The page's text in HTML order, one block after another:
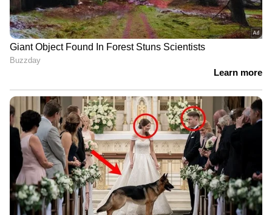
തുടർക്കഥ, സാക്ഷി വിസ്താരം തുടരുന്നു
തുടർ കൂറുമാറ്റങ്ങൾക്കിടെയാണ് അട്ടപ്പാടി മധു
കൊലക്കേസിൽ വിചാരണ പുരോഗമിക്കുന്നത്.
രണ്ട് സാക്ഷികൾ കൂടി കഴിഞ്ഞ ആഴ്ച
കൂറുമാറിയിരുന്നു. ഇരുപത്തിനാലാം സാക്ഷി
മരുതൻ ആണ് ഒടുവിൽ കൂറുമാറിയത്.
കഴിഞ്ഞ ബുധനാഴ്ച വിചാരണയ്ക്ക്
ഹാജരാകാതിരുന്ന ഇരുപത്തിരണ്ടാം സാക്ഷി
മുരുകൻ അടുത്ത ദിവസം വിസ്താരത്തിനിടെ
കൂറ് മാറിയിരുന്നു. ഇതോടെ കേസിൽ
കൂറുമാറിയ സാക്ഷികളുടെ എണ്ണം